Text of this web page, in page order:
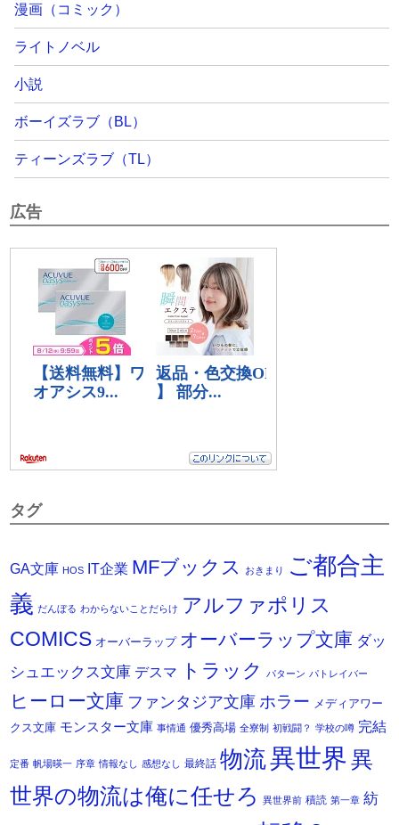
漫画（コミック）
ライトノベル
小説
ボーイズラブ（BL）
ティーンズラブ（TL）
広告
タグ
GA文庫 HOS IT企業 MFブックス おきまり
ご都合主
義 だんぼる わからないことだらけ アルファポリス
COMICS オーバーラップ オーバーラップ文庫 ダッ
シュエックス文庫 デスマ トラック パターン パトレイバー
ヒーロー文庫 ファンタジア文庫 ホラー メディアワー
クス文庫 モンスター文庫 事情通 優秀高場 全寮制 初戦闘？ 学校の噂 完結
定番 帆場暎一 序章 情報なし 感想なし 最終話 物流異世界異
世界の物流は俺に任せろ
異世界前 積読 第一章 紡